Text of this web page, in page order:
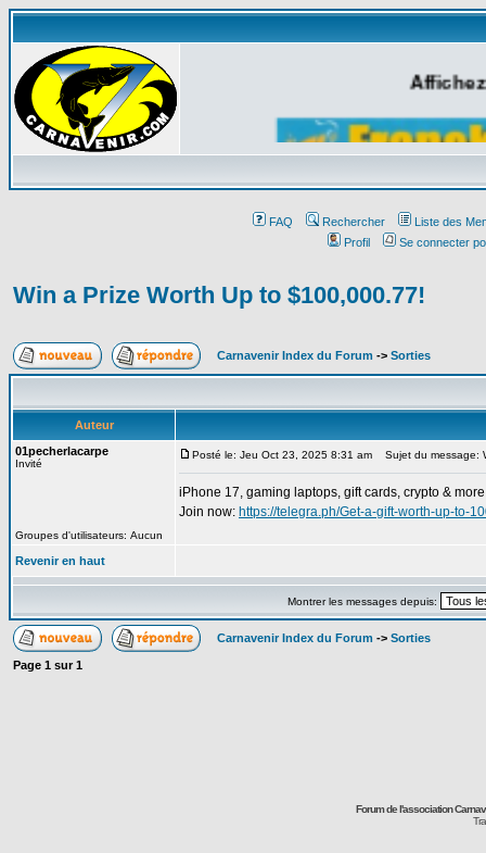
FAQ Rechercher
Liste des
Profil
Se connecter
Win a Prize Worth Up to $100,000.77!
Carnavenir Index du Forum -> Sorties
Auteur
01pecherlacarpe
Invité
Groupes d'utilisateurs: Aucun
Posté le: Jeu Oct 23, 2025 8:31 am Sujet du message:
iPhone 17, gaming laptops, gift cards, crypto &
Join now: https://telegra.ph/Get-a-gift-worth-up-to-
Revenir en haut
Montrer les messages depuis:
Carnavenir Index du Forum -> Sorties
Page 1 sur1
Forum de l'association